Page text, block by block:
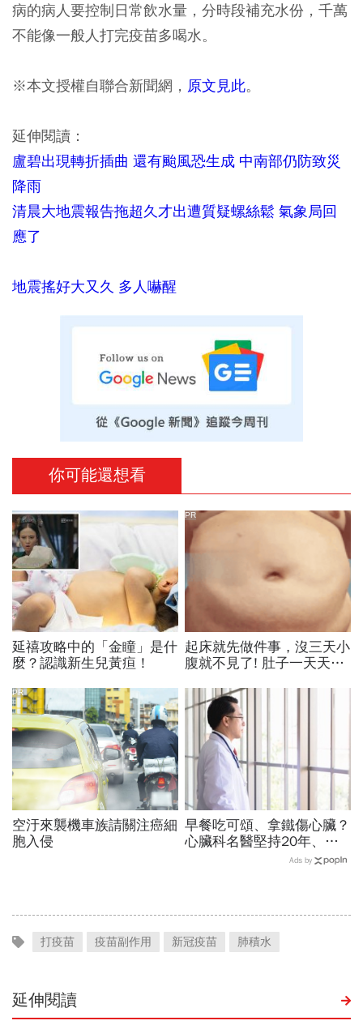
病的病人要控制日常飲水量，分時段補充水份，千萬
不能像一般人打完疫苗多喝水。
※本文授權自聯合新聞網， 原文見此。
延伸閱讀：
盧碧出現轉折插曲 還有颱風恐生成 中南部仍防致災
降雨
清晨大地震報告拖超久才出遭質疑螺絲鬆 氣象局回
應了
地震搖好大又久 多人嚇醒
你可能還想看
延禧攻略中的「金瞳」是什
麼？認識新生兒黃疸！
起床就先做件事，沒三天小
腹就不見了! 肚子一天天變
PR
空汙來襲機車族請關注癌細
胞入侵
PR
早餐吃可頌、拿鐵傷心臟？
心臟科名醫堅持20年、早
上9點前不做「5件事」：
Ads by
打疫苗 疫苗副作用 新冠疫苗 肺積水
延伸閱讀